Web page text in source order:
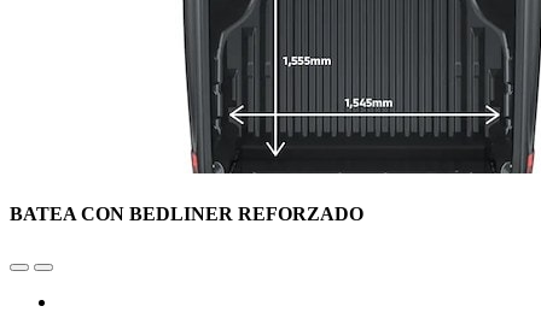
BATEA CON BEDLINER REFORZADO